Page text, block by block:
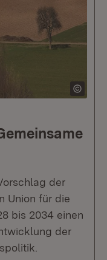
der
Union für die
bis 2034 einen
der